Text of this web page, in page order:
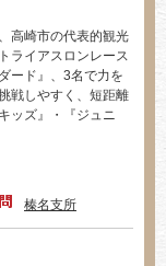
高崎市の代表的観光
ライアスロンレース
ード』、3名で力を
戦しやすく、短距離
ッズ』・『ジュニ
榛名支所